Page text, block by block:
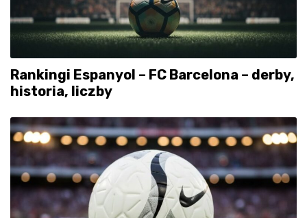
Rankingi Espanyol – FC Barcelona – derby,
historia, liczby